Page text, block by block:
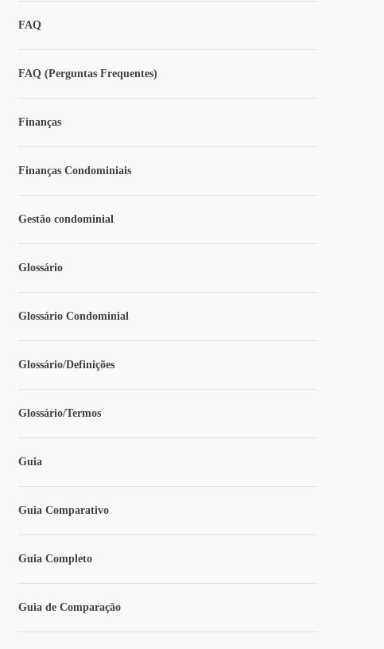
FAQ
FAQ (Perguntas Frequentes)
Finanças
Finanças Condominiais
Gestão condominial
Glossário
Glossário Condominial
Glossário/Definições
Glossário/Termos
Guia
Guia Comparativo
Guia Completo
Guia de Comparação